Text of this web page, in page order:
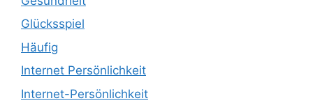
Glücksspiel
Häufig
Internet Persönlichkeit
Internet-Persönlichkeit